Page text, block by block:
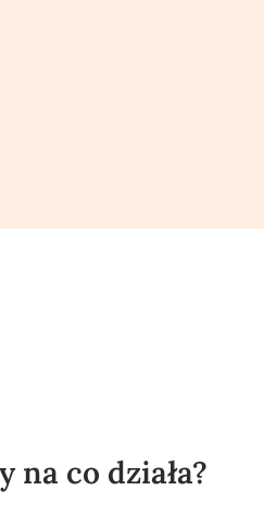
na co działa?